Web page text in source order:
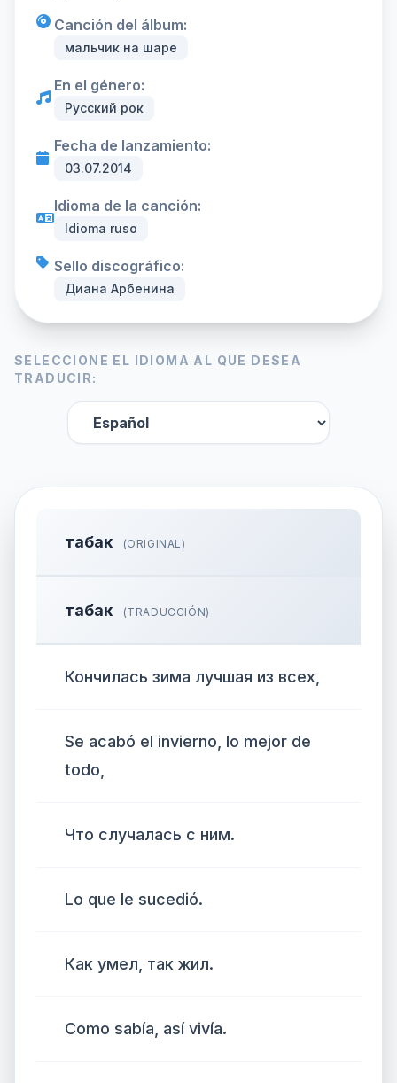
Canción del álbum:
мальчик на шаре
En el género:
Русский рок
Fecha de lanzamiento:
03.07.2014
Idioma de la canción:
Idioma ruso
Sello discográfico:
Диана Арбенина
SELECCIONE EL IDIOMA AL QUE DESEA
TRADUCIR:
табак (ORIGINAL)
табак (TRADUCCIÓN)
Кончилась зима лучшая из всех,
Se acabó el invierno, lo mejor de
todo,
Что случалась с ним.
Lo que le sucedió.
Как умел, так жил.
Como sabía, así vivía.